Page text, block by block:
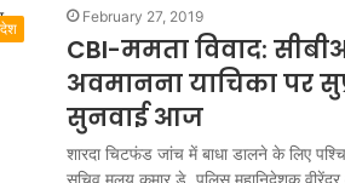
February 27, 2019
CBI-ममता विवाद:
अवमानना याचिका पर
सुनवाई आज
शारदा चिटफंड जांच में बाधा डालने के लिए
सचिव मलय कुमार डे, पुलिस महानिदेशक